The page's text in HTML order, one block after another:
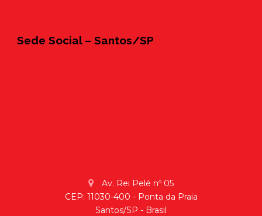
Sede Social – Santos/SP
Av. Rei Pelé nº 05
CEP: 11030-400 - Ponta da Praia
Santos/SP - Brasil